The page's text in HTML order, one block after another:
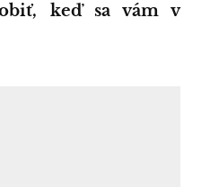
keď sa vám v